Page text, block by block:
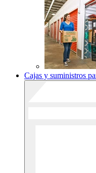
Cajas y suministros